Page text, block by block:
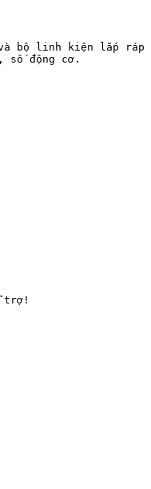
bộ linh kiện lắp ráp
số động cơ.
trợ!